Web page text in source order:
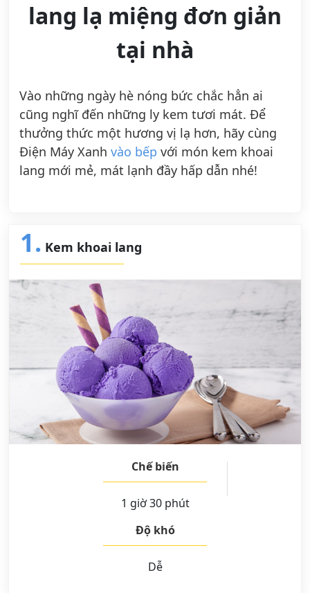
lang lạ miệng đơn giản
tại nhà
Vào những ngày hè nóng bức chắc hẳn ai
cũng nghĩ đến những ly kem tươi mát. Để
thưởng thức một hương vị lạ hơn, hãy cùng
Điện Máy Xanh vào bếp với món kem khoai
lang mới mẻ, mát lạnh đầy hấp dẫn nhé!
1. Kem khoai lang
Chế biến
1 giờ 30 phút
Độ khó
Dễ